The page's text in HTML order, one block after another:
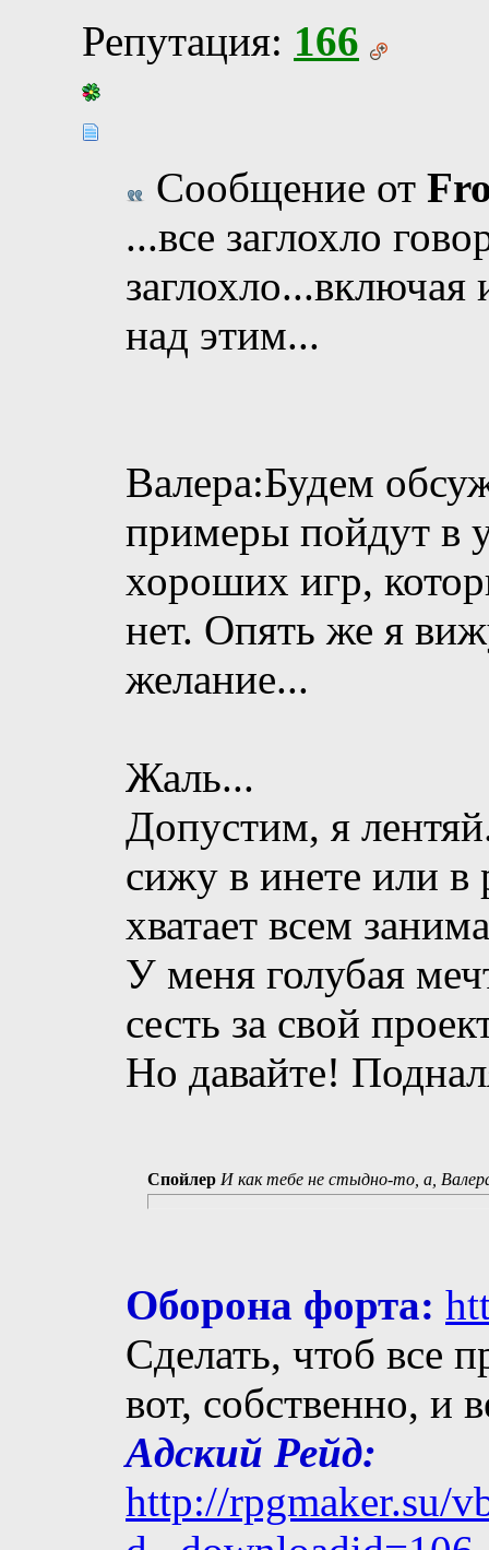
Репутация: 166
Сообщение от
...все заглохло
заглохло...включая
над этим...
Валера:Будем
примеры пойдут в
хороших игр,
нет. Опять же я
желание...
Жаль...
Допустим, я
сижу в инете или в
хватает всем
У меня голубая
сесть за свой
Но давайте!
Спойлер И как тебе не стыдно-то, а,
Оборона форта:
Сделать, чтоб все
вот, собственно, и
Адский Рейд:
http://rpgmaker.su/